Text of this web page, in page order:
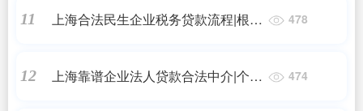
11
上海合法民生企业税务贷款流程|根据
478
12
上海靠谱企业法人贷款合法中介|个人
474